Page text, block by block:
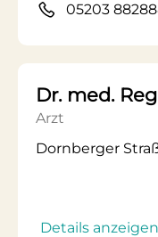
05203
Dr. med.
Arzt
Dornberger
Details anzeigen